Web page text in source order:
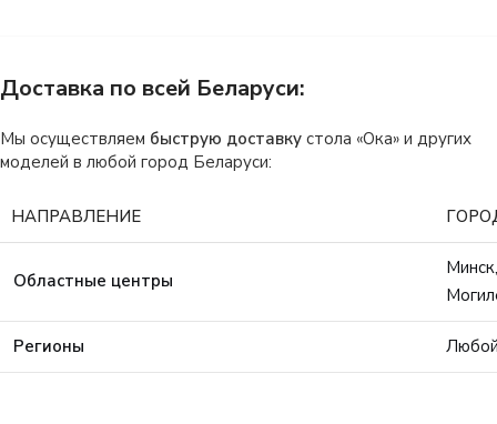
Доставка по всей Беларуси:
Мы осуществляем быструю доставку стола «Ока» и других
моделей в любой город Беларуси:
НАПРАВЛЕНИЕ
Областные центры
Регионы